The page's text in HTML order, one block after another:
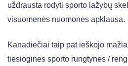
uždrausta rodyti sporto lažybų
visuomenės nuomonės apklausa.
Kanadiečiai taip pat ieškojo
tiesiogines sporto rungtynes ​​/